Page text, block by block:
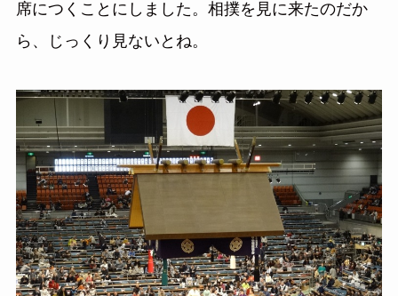
席につくことにしました。相撲を見に来たのだか
ら、じっくり見ないとね。